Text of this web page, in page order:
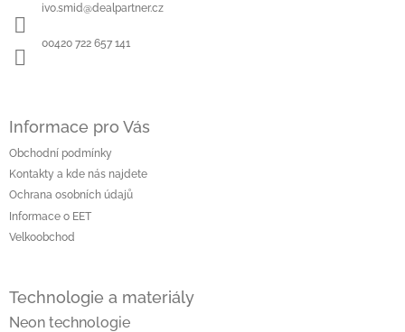
ivo.smid@dealpartner.cz
00420 722 657 141
Informace pro Vás
Obchodní podmínky
Kontakty a kde nás najdete
Ochrana osobních údajů
Informace o EET
Velkoobchod
Technologie a materiály
Neon technologie